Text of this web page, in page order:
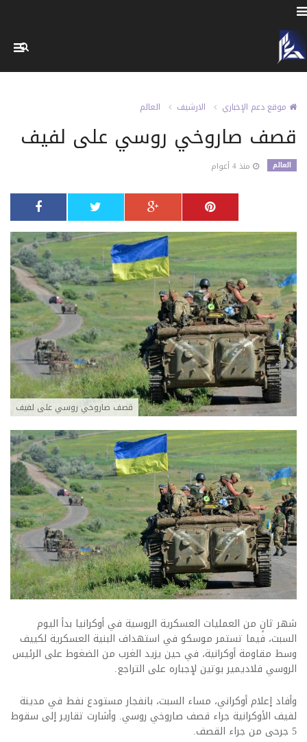
موقع دعم الإخباري الارشيف العالم
قصف صاروخي روسي على لفيف
العالم منذ 4 أعوام
قصف صاروخي روسي على لفيف
شهر ثانٍ من العمليات العسكرية الروسية في أوكرانيا بدأ اليوم
السبت، فيما تستمر موسكو في استهداف البنية العسكرية لكييف
وسط مقاومة أوكرانية، في حين يزيد الغرب من الضغوط على الرئيس
الروسي فلاديمير بوتين لإجباره على التراجع.
وأفاد إعلام أوكراني، مساء السبت، بانفجار مستودع نفط في مدينة
لفيف الأوكرانية جراء قصف صاروخي روسي. وأشارت تقارير إلى سقوط
5 جرحى من جراء القصف.